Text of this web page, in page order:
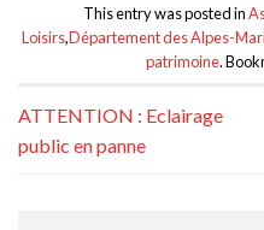
This entry was posted in
Loisirs,Département des Alpes-
patrimoine.
ATTENTION : Eclairage
public en panne